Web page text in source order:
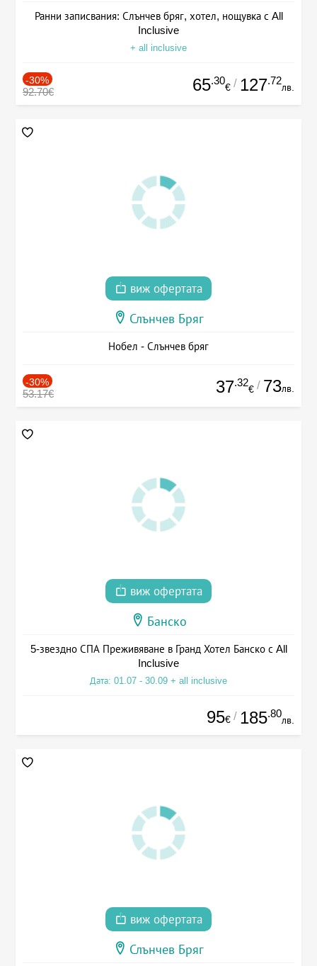
Ранни записвания: Слънчев бряг, хотел, нощувка с All
Inclusive
+ all inclusive
-30%
92.70€ 65.30
€ / 127.72
лв.
виж офертата
Слънчев Бряг
Нобел - Слънчев бряг
-30%
53.17€ 37.32
€ / 73лв.
виж офертата
Банско
5-звездно СПА Преживяване в Гранд Хотел Банско с All
Inclusive
Дата: 01.07 - 30.09 + all inclusive
95€ / 185.80
лв.
виж офертата
Слънчев Бряг